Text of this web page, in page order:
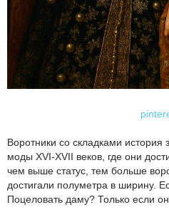
Воротники со складками история
моды XVI-XVII веков, где они
чем выше статус, тем больше
достигали полуметра в ширину.
Поцеловать даму? Только если